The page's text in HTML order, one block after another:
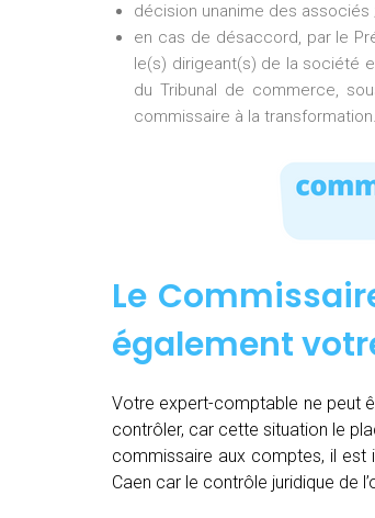
décision unanime des associés ;
en cas de désaccord, par le
le(s) dirigeant(s) de la société
du Tribunal de commerce,
commissaire à la transformation.
Le
également
Votre expert-comptable ne peut
contrôler, car cette situation le
commissaire aux comptes, il est
Caen car le contrôle juridique de